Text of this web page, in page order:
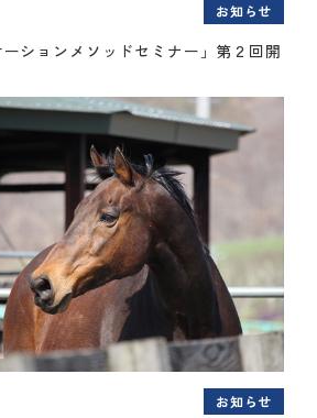
お知らせ
ーションメソッドセミナー」第２回開
お知らせ